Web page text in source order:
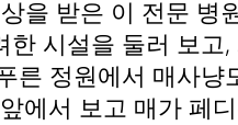
을 받은 이 전문 병
시설을 둘러 보고
정원에서 매사냥
에서 보고 매가 페